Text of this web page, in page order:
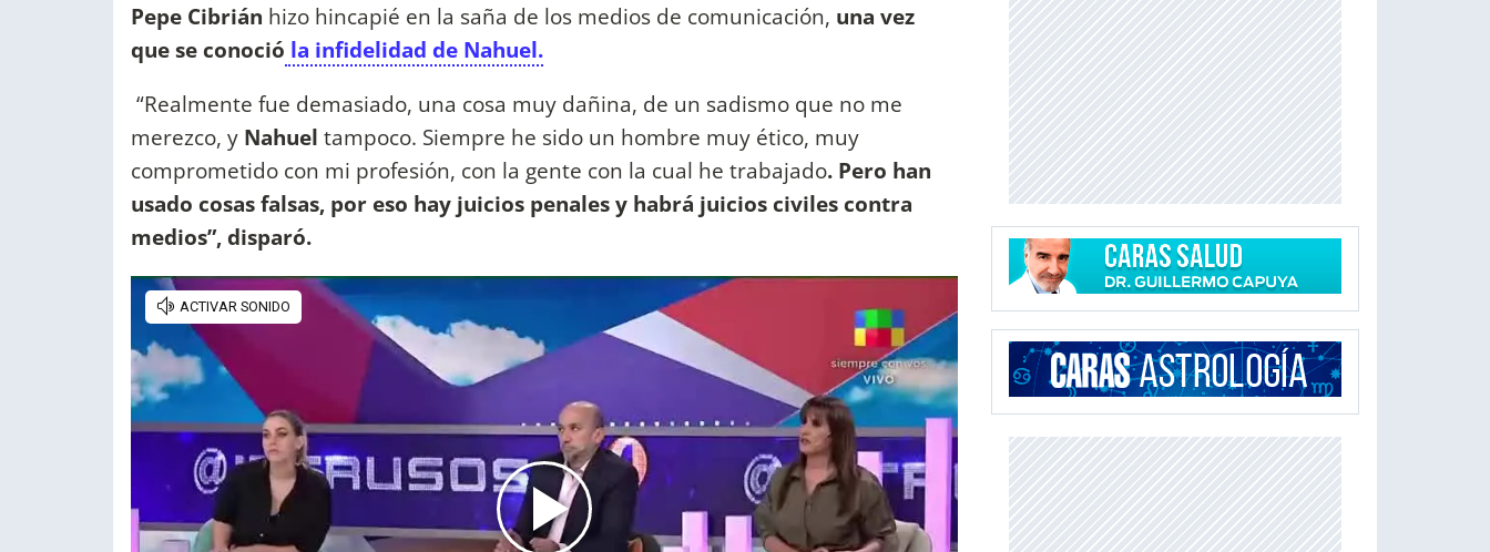
Pepe Cibrián hizo hincapié en la saña de los medios de comunicación, una vez
que se conoció la infidelidad de Nahuel.
“Realmente fue demasiado, una cosa muy dañina, de un sadismo que no me
merezco, y Nahuel tampoco. Siempre he sido un hombre muy ético, muy
comprometido con mi profesión, con la gente con la cual he trabajado. Pero han
usado cosas falsas, por eso hay juicios penales y habrá juicios civiles contra
medios”, disparó.